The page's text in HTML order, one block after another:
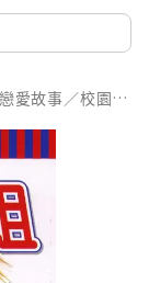
日系戀愛故事／校園青春